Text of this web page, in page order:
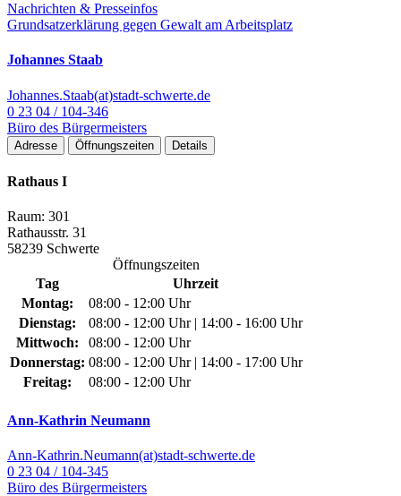
Nachrichten & Presseinfos
Grundsatzerklärung gegen Gewalt am Arbeitsplatz
Johannes Staab
Johannes.Staab(at)stadt-schwerte.de
0 23 04 / 104-346
Büro des Bürgermeisters
Adresse Öffnungszeiten Details
Rathaus I
Raum: 301
Rathausstr. 31
58239 Schwerte
Öffnungszeiten
Tag
Uhrzeit
Montag:
08:00 - 12:00 Uhr
Dienstag:
08:00 - 12:00 Uhr | 14:00 - 16:00 Uhr
Mittwoch:
08:00 - 12:00 Uhr
Donnerstag: 08:00 - 12:00 Uhr | 14:00 - 17:00 Uhr
Freitag:
08:00 - 12:00 Uhr
Ann-Kathrin Neumann
Ann-Kathrin.Neumann(at)stadt-schwerte.de
0 23 04 / 104-345
Büro des Bürgermeisters